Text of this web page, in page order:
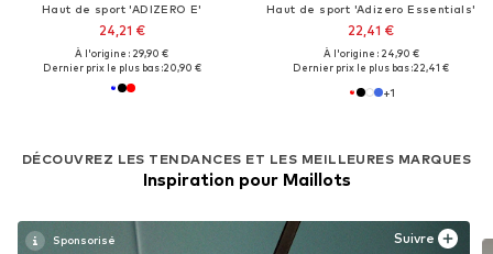
Haut de sport 'ADIZERO E'
24,21 €
À l'origine : 29,90 €
Dernier prix le plus bas :20,90 €
Haut de sport 'Adizero Essentials'
22,41 €
À l'origine : 24,90 €
Dernier prix le plus bas :22,41 €
+1
DÉCOUVREZ LES TENDANCES ET LES MEILLEURES MARQUES
Inspiration pour Maillots
Suivre